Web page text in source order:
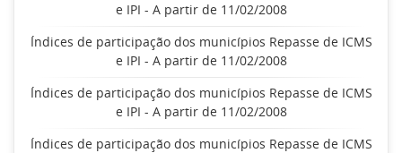
e IPI - A partir de 11/02/2008
Índices de participação dos municípios Repasse de ICMS
e IPI - A partir de 11/02/2008
Índices de participação dos municípios Repasse de ICMS
e IPI - A partir de 11/02/2008
Índices de participação dos municípios Repasse de ICMS